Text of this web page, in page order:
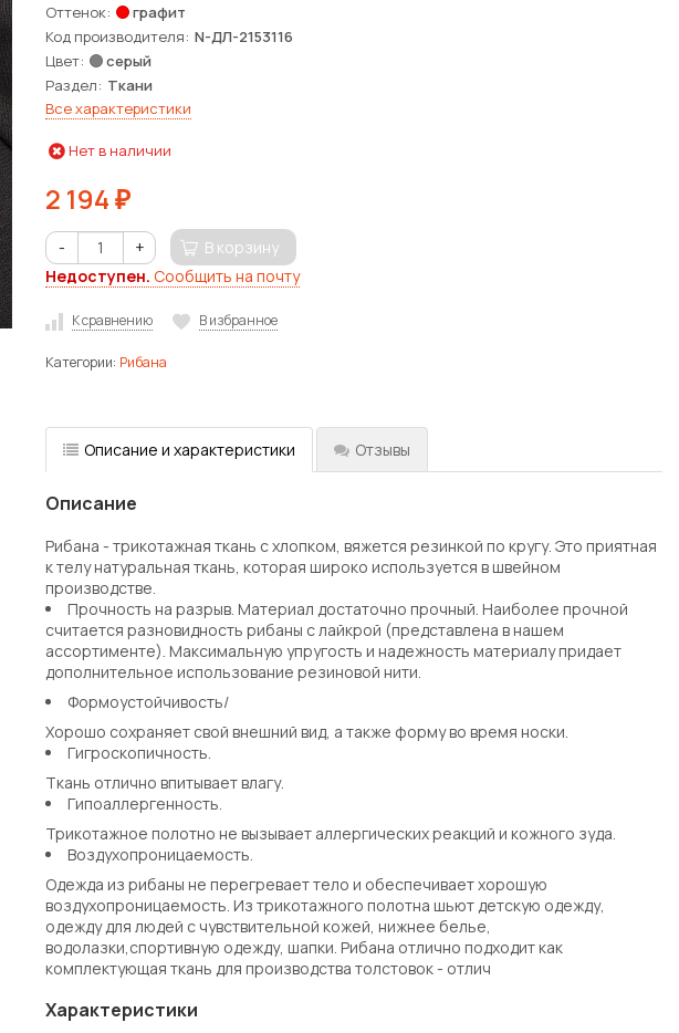
Оттенок
графит
Код производителя N-ДЛ-2153116
Цвет
серый
Раздел
Ткани
Все характеристики
Нет в наличии
2 194 ₽
- +
В корзину
Недоступен. Сообщить на почту
К сравнению В избранное
Категории: Рибана
Описание и характеристики Отзывы
Описание
Рибана - трикотажная ткань с хлопком, вяжется резинкой по кругу. Это приятная
к телу натуральная ткань, которая широко используется в швейном
производстве.
Прочность на разрыв. Материал достаточно прочный. Наиболее прочной
считается разновидность рибаны с лайкрой (представлена в нашем
ассортименте). Максимальную упругость и надежность материалу придает
дополнительное использование резиновой нити.
Формоустойчивость/
Хорошо сохраняет свой внешний вид, а также форму во время носки.
Гигроскопичность.
Ткань отлично впитывает влагу.
Гипоаллергенность.
Трикотажное полотно не вызывает аллергических реакций и кожного зуда.
Воздухопроницаемость.
Одежда из рибаны не перегревает тело и обеспечивает хорошую
воздухопроницаемость. Из трикотажного полотна шьют детскую одежду,
одежду для людей с чувствительной кожей, нижнее белье,
водолазки,спортивную одежду, шапки. Рибана отлично подходит как
комплектующая ткань для производства толстовок - отлич
Характеристики